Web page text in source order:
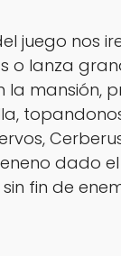
juego nos
o lanza
la mansión,
dado
sin fin de